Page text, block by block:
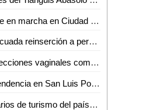
Plan hídrico nacional se pone en marcha en Ciudad Valles; buscan sanear río y garantizar agua de calidad
Estado protege y brinda adecuada reinserción a personas adultas mayores
Clima cálido coloca a las infecciones vaginales como el mayor padecimiento en Ciudad Valles
Invitan a la charla "La independencia en San Luis Potosí" en el Othoniano
SLP reunirá a los 32 secretarios de turismo del país en el mes de octubre